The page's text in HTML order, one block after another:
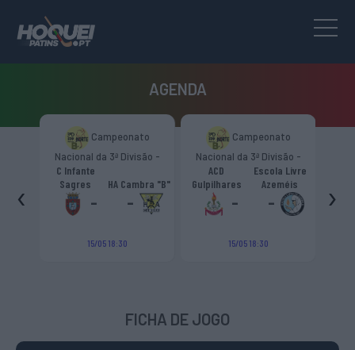
AGENDA
Campeonato
Nacional da 3ª Divisão -
Zona Norte “B”
C Infante
Sagres
-
HA Cambra "B"
-
15/05 18:30
Campeonato
Nacional da 3ª Divisão -
Zona Norte “B”
ACD
Gulpilhares
-
Escola Livre
Azeméis
-
15/05 18:30
‹ ›
FICHA DE JOGO